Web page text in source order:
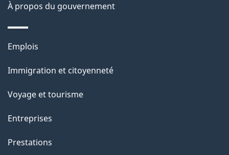
n
s
u
r
c
t
t
À propos du gouvernement
Thèmes
sujets
Emplois
Immigration et citoyenneté
Voyage et tourisme
Entreprises
Prestations